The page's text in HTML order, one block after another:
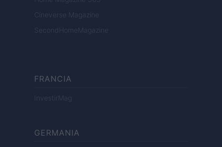
Cineverse Magazine
SecondHomeMagazine
FRANCIA
InvestirMag
GERMANIA